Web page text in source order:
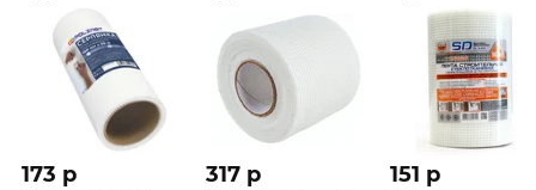
173 p 317 p 151 p